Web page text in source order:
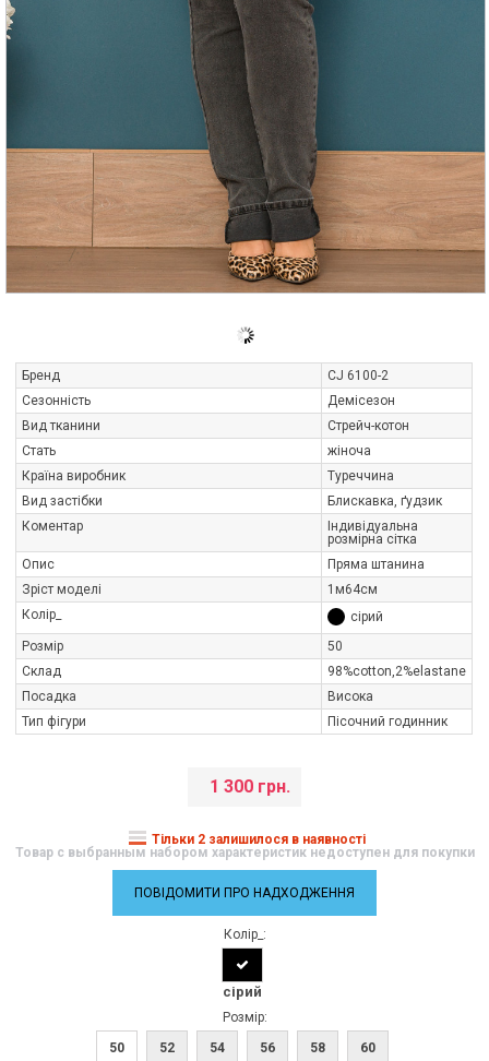
Бренд
CJ 6100-2
Сезонність
Демісезон
Вид тканини
Стрейч-котон
Стать
жіноча
Країна виробник
Туреччина
Вид застібки
Блискавка, ґудзик
Коментар
Індивідуальна
розмірна сітка
Опис
Пряма штанина
Зріст моделі
1м64см
Колір_
сірий
Розмір
50
Склад
98%cotton,2%elastane
Посадка
Висока
Тип фігури
Пісочний годинник
1 300 грн.
Тільки 2 залишилося в наявності
Товар с выбранным набором характеристик недоступен для покупки
ПОВІДОМИТИ ПРО НАДХОДЖЕННЯ
Колір_:
сірий
Розмір:
50
52 54 56 58 60